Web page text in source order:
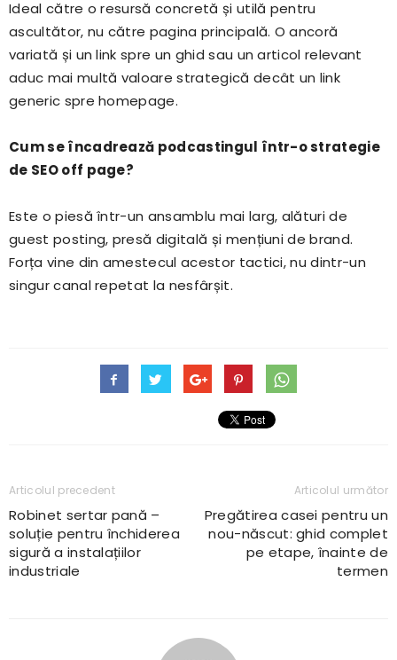
Ideal către o resursă concretă și utilă pentru
ascultător, nu către pagina principală. O ancoră
variată și un link spre un ghid sau un articol relevant
aduc mai multă valoare strategică decât un link
generic spre homepage.
Cum se încadrează podcastingul într-o strategie
de SEO off page?
Este o piesă într-un ansamblu mai larg, alături de
guest posting, presă digitală și mențiuni de brand.
Forța vine din amestecul acestor tactici, nu dintr-un
singur canal repetat la nesfârșit.
Articolul precedent
Robinet sertar pană –
soluție pentru închiderea
sigură a instalațiilor
industriale
Articolul următor
Pregătirea casei pentru un
nou-născut: ghid complet
pe etape, înainte de
termen